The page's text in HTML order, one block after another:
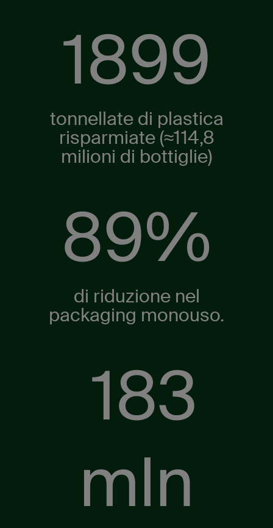
2183
tonnellate di plastica
risparmiate (≈114,8
milioni di bottiglie)
89%
di riduzione nel
packaging monouso.
210
mln